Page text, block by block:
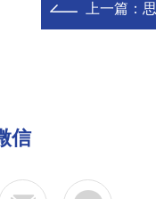
上一篇：
信